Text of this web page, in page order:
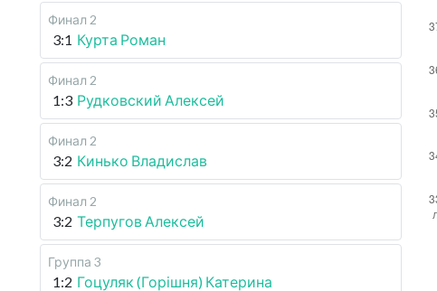
Финал 2
3:1 Курта Роман
Финал 2
1:3 Рудковский Алексей
Финал 2
3:2 Кинько Владислав
Финал 2
3:2 Терпугов Алексей
Группа 3
1:2 Гоцуляк (Горішня) Катерина